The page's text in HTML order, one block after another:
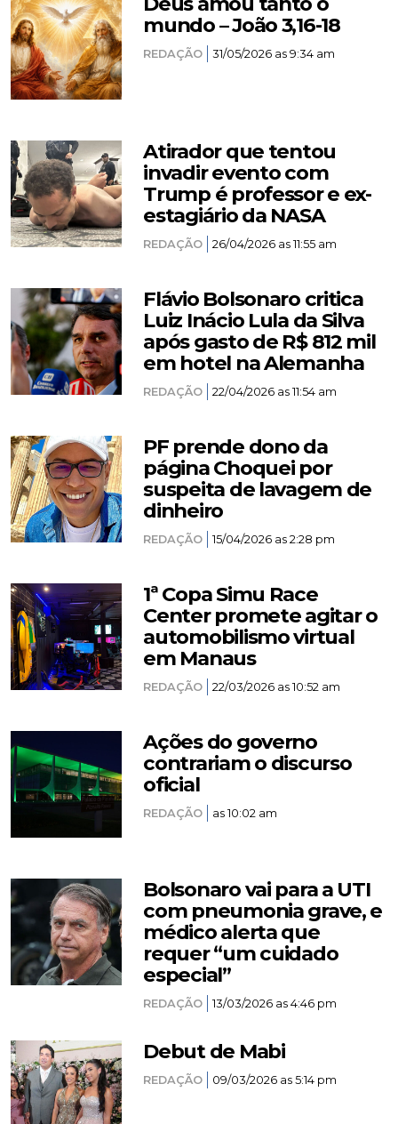
mundo – João 3,16-18
REDAÇÃO 31/05/2026 as 9:34 am
Atirador que tentou
invadir evento com
Trump é professor e ex-
estagiário da NASA
REDAÇÃO 26/04/2026 as 11:55 am
Flávio Bolsonaro critica
Luiz Inácio Lula da Silva
após gasto de R$ 812 mil
em hotel na Alemanha
REDAÇÃO 22/04/2026 as 11:54 am
PF prende dono da
página Choquei por
suspeita de lavagem de
dinheiro
REDAÇÃO 15/04/2026 as 2:28 pm
1ª Copa Simu Race
Center promete agitar o
automobilismo virtual
em Manaus
REDAÇÃO 22/03/2026 as 10:52 am
Ações do governo
contrariam o discurso
oficial
REDAÇÃO as 10:02 am
Bolsonaro vai para a UTI
com pneumonia grave, e
médico alerta que
requer “um cuidado
especial”
REDAÇÃO 13/03/2026 as 4:46 pm
Debut de Mabi
REDAÇÃO 09/03/2026 as 5:14 pm